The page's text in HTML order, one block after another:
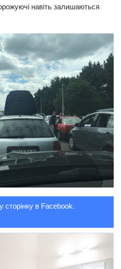
навіть залишаються
сторінку в Facebook.